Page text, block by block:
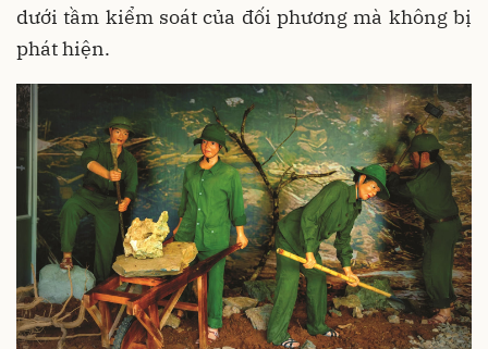
dưới tầm kiểm soát của đối phương mà không bị
phát hiện.